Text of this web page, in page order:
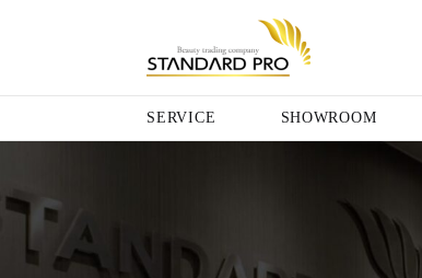
SERVICE SHOWROOM